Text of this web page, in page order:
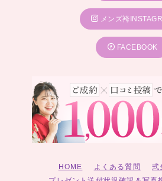
メンズ袴
FACEBOOK
HOME よくある質問
式